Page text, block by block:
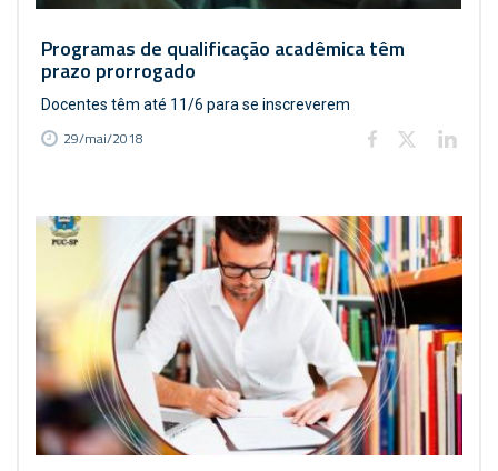
Programas de qualificação acadêmica têm
prazo prorrogado
Docentes têm até 11/6 para se inscreverem
29/mai/2018